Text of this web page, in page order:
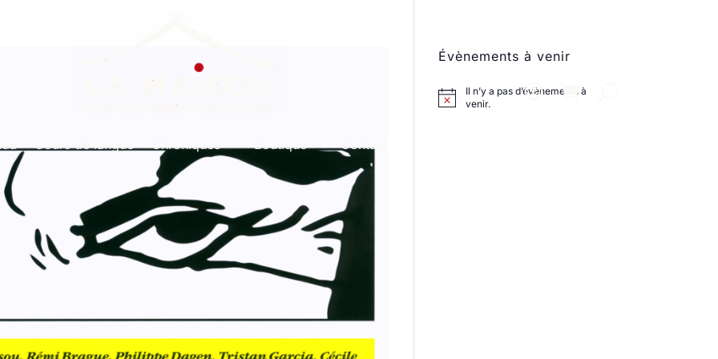
Cours de langue Chroniques Boutique Contact
Évènements à venir
Il n’y a pas d’évènements à
venir.